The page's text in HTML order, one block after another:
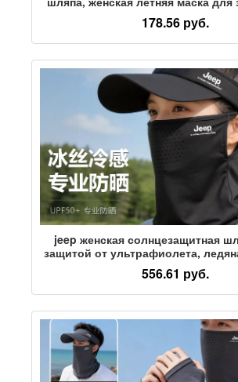
от ультрафиолета, дышащая,
солнцезащитная шляпа для
178.56 руб.
jeep женская солнцезащитная
защитой от ультрафиолета,
солнцезащитная маска, комплект
шляпы от солнца с пустым
556.61 руб.